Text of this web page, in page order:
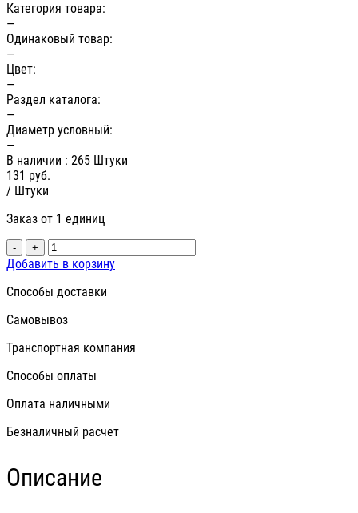
Категория товара:
—
Одинаковый товар:
—
Цвет:
—
Раздел каталога:
—
Диаметр условный:
—
В наличии : 265 Штуки
131 руб.
/ Штуки
Заказ от 1 единиц
- +
Добавить в корзину
Способы доставки
Самовывоз
Транспортная компания
Способы оплаты
Оплата наличными
Безналичный расчет
Описание